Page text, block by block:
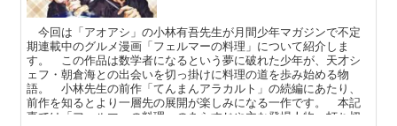
今回は「アオアシ」の小林有吾先生が月間少年マガジンで不定
期連載中のグルメ漫画「フェルマーの料理」について紹介しま
す。 この作品は数学者になるという夢に破れた少年が、天才シ
ェフ・朝倉海との出会いを切っ掛けに料理の道を歩み始める物
語。 小林先生の前作「てんまんアラカルト」の続編にあたり、
前作を知るとより一層先の展開が楽しみになる一作です。 本記
事では「フェルマーの料理」のあらすじや主な登場人物、打ち切